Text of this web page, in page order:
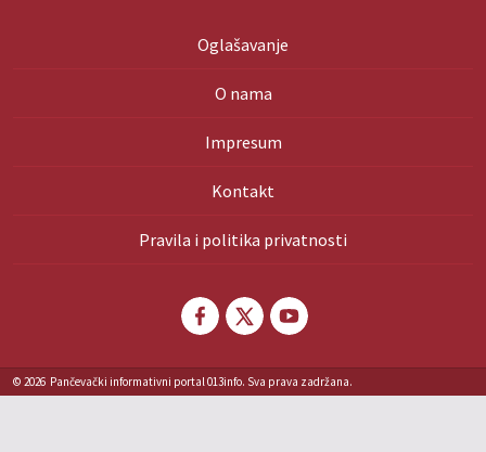
Oglašavanje
O nama
Impresum
Kontakt
Pravila i politika privatnosti
© 2026 Pančevački informativni portal 013info. Sva prava zadržana.